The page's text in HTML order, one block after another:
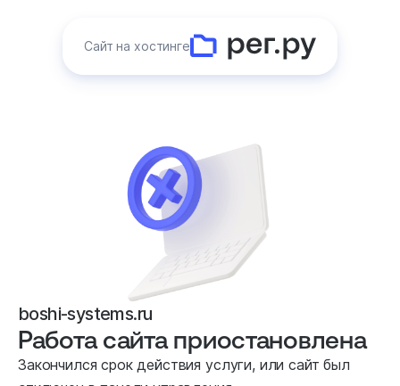
Сайт на хостинге
boshi-systems.ru
Работа сайта приостановлена
Закончился срок действия услуги, или сайт был